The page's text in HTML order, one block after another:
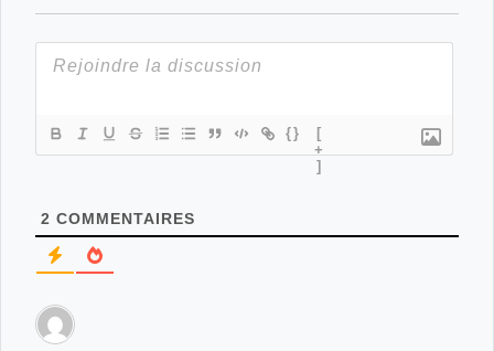
{}
[
+
]
2 COMMENTAIRES